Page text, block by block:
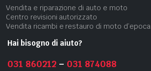
Vendita e riparazione di auto e moto
Centro revisioni autorizzato
Vendita ricambi e restauro di moto d’epoca
Hai bisogno di aiuto?
031 860212– 031 874088